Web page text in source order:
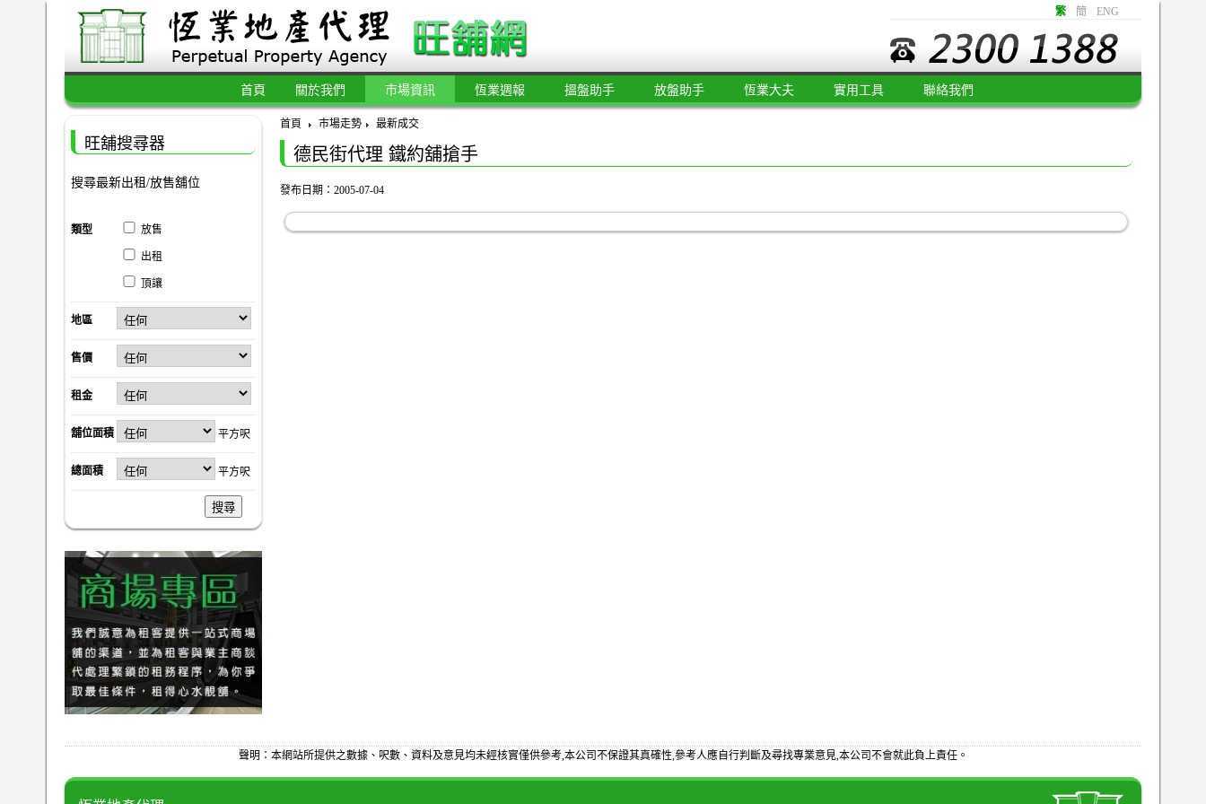
繁 簡 ENG
首頁 關於我們 市場資訊 恆業週報 搵盤助手 放盤助手 恆業大夫 實用工具 聯絡我們
首頁 市場走勢 最新成交
德民街代理 鐵約舖搶手
發布日期：2005-07-04
旺舖搜尋器
搜尋最新出租/放售舖位
類型 放售
出租
頂讓
地區
售價
租金
舖位面積 平方呎
總面積 平方呎
搜尋
聲明：本網站所提供之數據、呎數、資料及意見均未經核實僅供參考,本公司不保證其真確性,參考人應自行判斷及尋找專業意見,本公司不會就此負上責任。